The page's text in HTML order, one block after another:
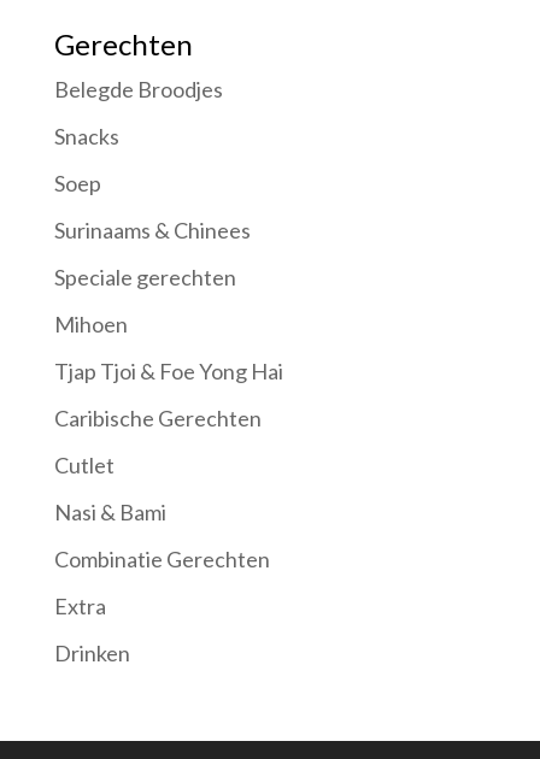
Gerechten
Belegde Broodjes
Snacks
Soep
Surinaams & Chinees
Speciale gerechten
Mihoen
Tjap Tjoi & Foe Yong Hai
Caribische Gerechten
Cutlet
Nasi & Bami
Combinatie Gerechten
Extra
Drinken